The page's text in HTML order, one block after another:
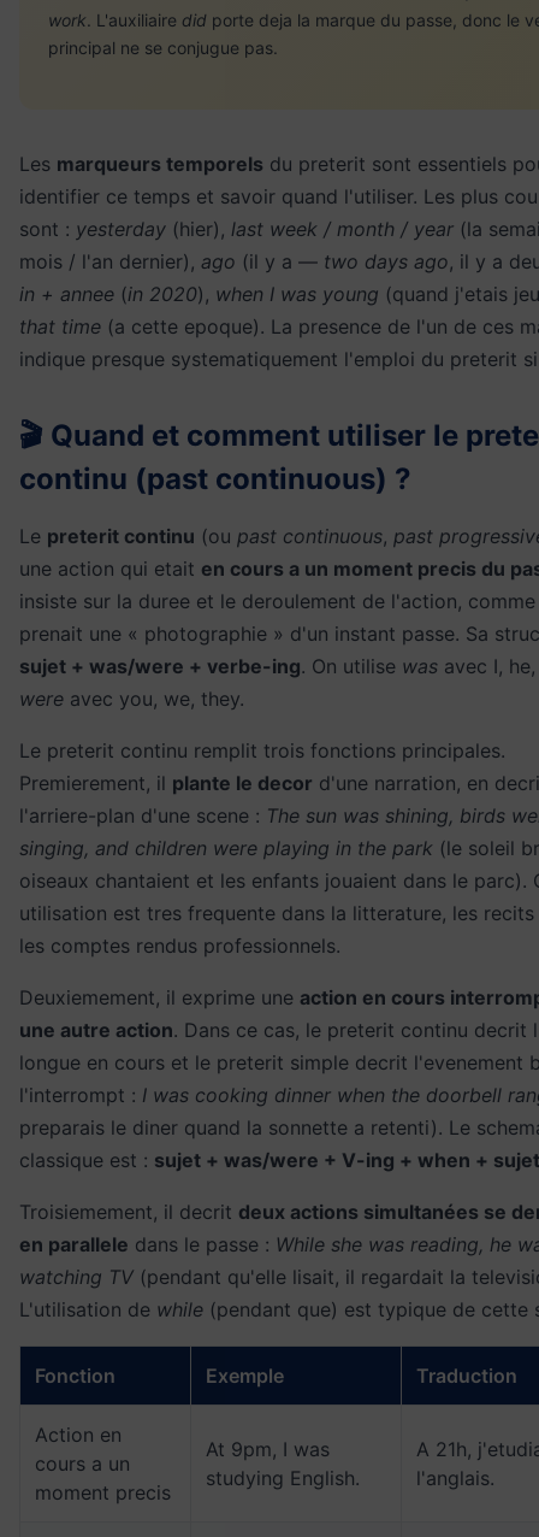
work. L'auxiliaire did porte deja la marque du passe, donc le
principal ne se conjugue pas.
Les marqueurs temporels du preterit sont essentiels
identifier ce temps et savoir quand l'utiliser. Les plus
sont : yesterday (hier), last week / month / year (la
mois / l'an dernier), ago (il y a — two days ago, il y a
in + annee (in 2020), when I was young (quand j'etais
that time (a cette epoque). La presence de l'un de ces
indique presque systematiquement l'emploi du preterit
🎬 Quand et comment utiliser le
continu (past continuous) ?
Le preterit continu (ou past continuous, past
une action qui etait en cours a un moment precis du
insiste sur la duree et le deroulement de l'action,
prenait une « photographie » d'un instant passe. Sa
sujet + was/were + verbe-ing. On utilise was avec I,
were avec you, we, they.
Le preterit continu remplit trois fonctions principales.
Premierement, il plante le decor d'une narration, en
l'arriere-plan d'une scene : The sun was shining, birds
singing, and children were playing in the park (le soleil
oiseaux chantaient et les enfants jouaient dans le parc).
utilisation est tres frequente dans la litterature, les recits
les comptes rendus professionnels.
Deuxiemement, il exprime une action en cours
une autre action. Dans ce cas, le preterit continu decrit
longue en cours et le preterit simple decrit l'evenement
l'interrompt : I was cooking dinner when the doorbell
preparais le diner quand la sonnette a retenti). Le
classique est : sujet + was/were + V-ing + when +
Troisiemement, il decrit deux actions simultanées se
en parallele dans le passe : While she was reading, he
watching TV (pendant qu'elle lisait, il regardait la
L'utilisation de while (pendant que) est typique de cette
Fonction Exemple Traduction
Action en
cours a un
moment precis
At 9pm, I was
studying English.
A 21h,
l'anglais.